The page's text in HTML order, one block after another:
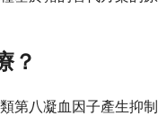
？
第八凝血因子產生抑制